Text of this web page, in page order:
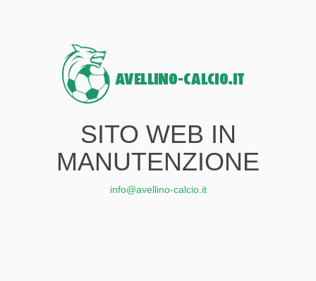
SITO WEB IN
MANUTENZIONE
info@avellino-calcio.it